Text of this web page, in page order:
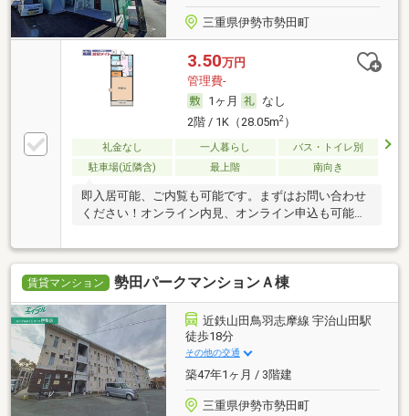
三重県伊勢市勢田町
3.50万円
管理費-
1ヶ月
なし
2階 / 1K（28.05m2）
礼金なし 一人暮らし
バス・トイレ別
駐車場(近隣含)
最上階 南向き
即入居可能、ご内覧も可能です。まずはお問い合わせ
ください！オンライン内見、オンライン申込も可能で
賃貸マンション 勢田パークマンションＡ棟
近鉄山田鳥羽志摩線 宇治山田駅
徒歩18分
その他の交通
築47年1ヶ月 / 3階建
三重県伊勢市勢田町